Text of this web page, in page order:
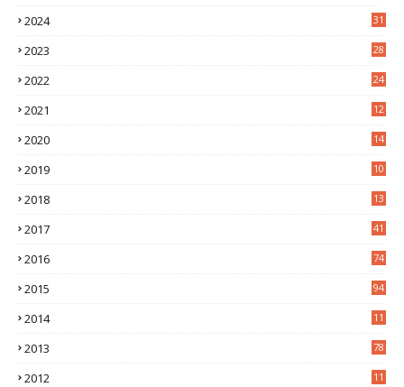
2024
31
2023
28
2022
24
2021
12
2020
14
2019
10
2018
13
2017 41
2016 74
2015 94
2014
11
2013 78
2012
11